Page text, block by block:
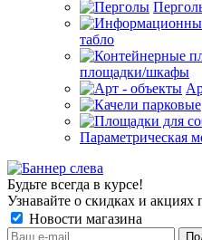
табло
площадки/шкафы
Параметрическая
Будьте всегда в курсе!
Узнавайте о скидках и акциях
Новости магазина